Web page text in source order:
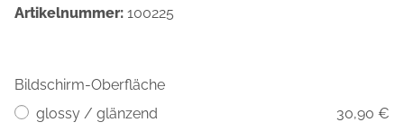
Artikelnummer: 100225
Bildschirm-Oberfläche
glossy / glänzend
30,90 €